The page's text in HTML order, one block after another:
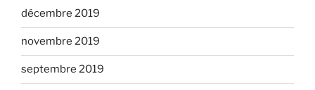
décembre 2019
novembre 2019
septembre 2019